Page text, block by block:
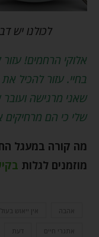
לכולנו יש
אלוקי הרחמים!
בחיי. עזור להכיל
שאני מרגישה
שלי כי הם
מה קורה במעגל
מוזמנים לגלות
אהבה אין ייאוש
אתגרי חיים דעת